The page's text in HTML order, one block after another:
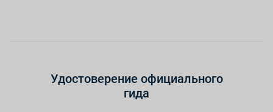
Удостоверение официального
гида